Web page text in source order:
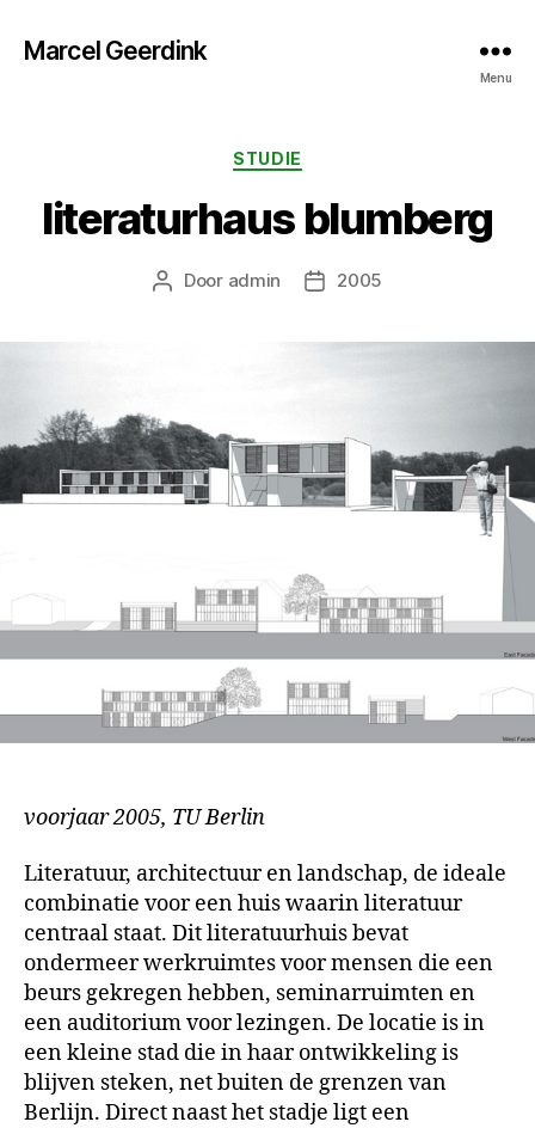
Marcel Geerdink
Menu
Categorieën
STUDIE
literaturhaus blumberg
Berichtauteur
Door admin Berichtdatum
2005
voorjaar 2005, TU Berlin
Literatuur, architectuur en landschap, de ideale
combinatie voor een huis waarin literatuur
centraal staat. Dit literatuurhuis bevat
ondermeer werkruimtes voor mensen die een
beurs gekregen hebben, seminarruimten en
een auditorium voor lezingen. De locatie is in
een kleine stad die in haar ontwikkeling is
blijven steken, net buiten de grenzen van
Berlijn. Direct naast het stadje ligt een